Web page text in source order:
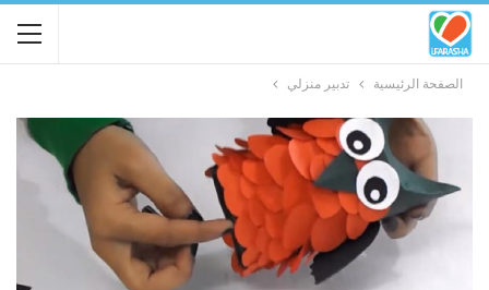
الصفحة الرئيسية تدبير منزلي